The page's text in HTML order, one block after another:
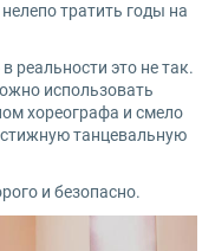
тратить годы на
реальности это не так.
использовать
хореографа и смело
танцевальную
и безопасно.